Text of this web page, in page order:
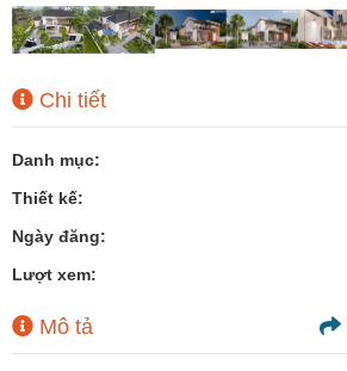
Chi tiết
Danh mục:
Thiết kế:
Ngày đăng:
Lượt xem:
Mô tả